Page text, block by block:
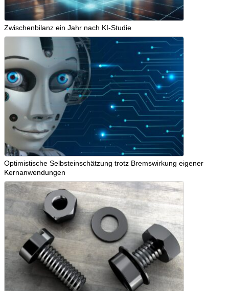
Zwischenbilanz ein Jahr nach KI-Studie
Optimistische Selbsteinschätzung trotz Bremswirkung eigener
Kernanwendungen